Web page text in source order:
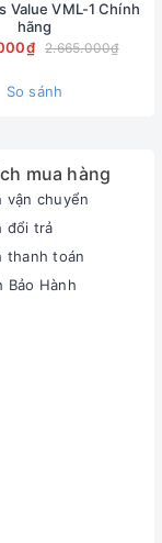
ngăn ngừa các
vì sự an toàn
Value VML-1 Chính
hãng
2.665.000₫
So sánh
mua hàng
vận chuyển
đổi trả
thanh toán
Bảo Hành